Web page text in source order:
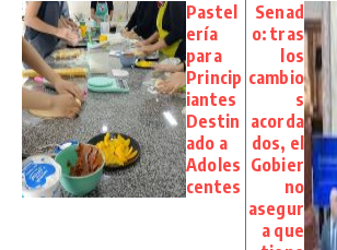
Pastel
ería
para
Princip
iantes
Destin
ado a
Adoles
centes
Senad
o: tras
los
cambio
s
acorda
dos, el
Gobier
no
asegur
a que